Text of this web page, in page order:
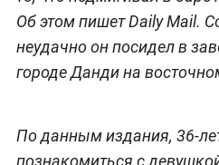
Об этом пишет Daily Mail.
неудачно он посидел в
городе Данди на
По данным издания, 36-